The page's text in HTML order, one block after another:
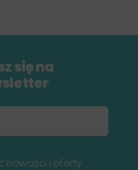
się na
nowości i oferty